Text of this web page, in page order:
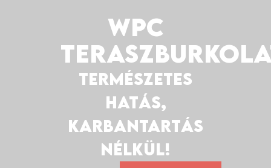
WPC
TERMÉSZETES
HATÁS,
KARBANTARTÁS
NÉLKÜL!